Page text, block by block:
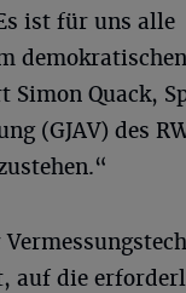
ist für uns alle
Simon Quack,
(GJAV) des
auf die